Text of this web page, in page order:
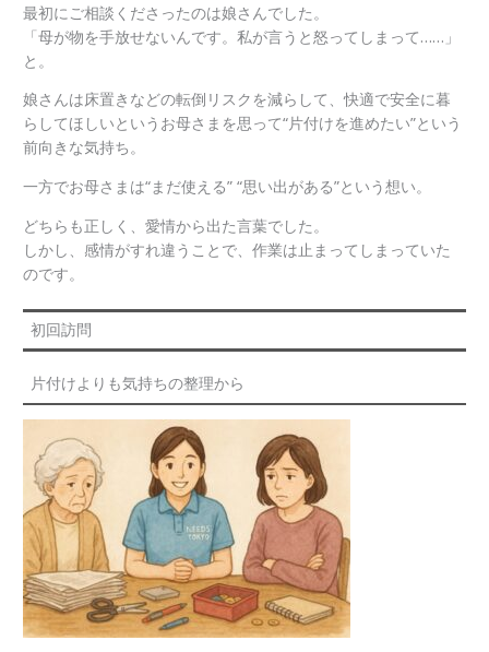
最初にご相談くださったのは娘さんでした。
「母が物を手放せないんです。私が言うと怒ってしまって……」
と。
娘さんは床置きなどの転倒リスクを減らして、快適で安全に暮
らしてほしいというお母さまを思って“片付けを進めたい”という
前向きな気持ち。
一方でお母さまは“まだ使える” “思い出がある”という想い。
どちらも正しく、愛情から出た言葉でした。
しかし、感情がすれ違うことで、作業は止まってしまっていた
のです。
初回訪問
片付けよりも気持ちの整理から